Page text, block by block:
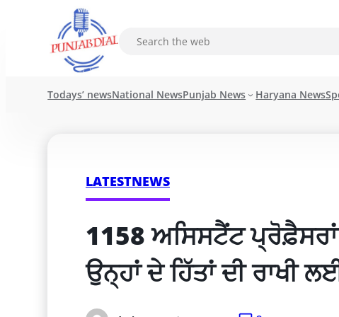
Todays’ newsNational NewsPunjab News Haryana News
LATESTNEWS
1158 ਅਸਿਸਟੈਂਟ
ਉਨ੍ਹਾਂ ਦੇ ਹਿੱਤਾਂ ਦੀ ਰਾਖੀ